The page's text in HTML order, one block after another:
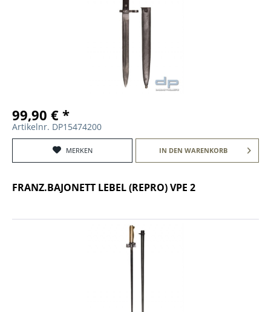
99,90 € *
Artikelnr. DP15474200
MERKEN IN DEN WARENKORB
FRANZ.BAJONETT LEBEL (REPRO) VPE 2